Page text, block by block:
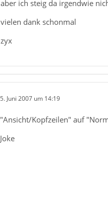
aber ich steig da irgendwie
vielen dank schonmal
zyx
5. Juni 2007 um 14:19
"Ansicht/Kopfzeilen" auf
Joke